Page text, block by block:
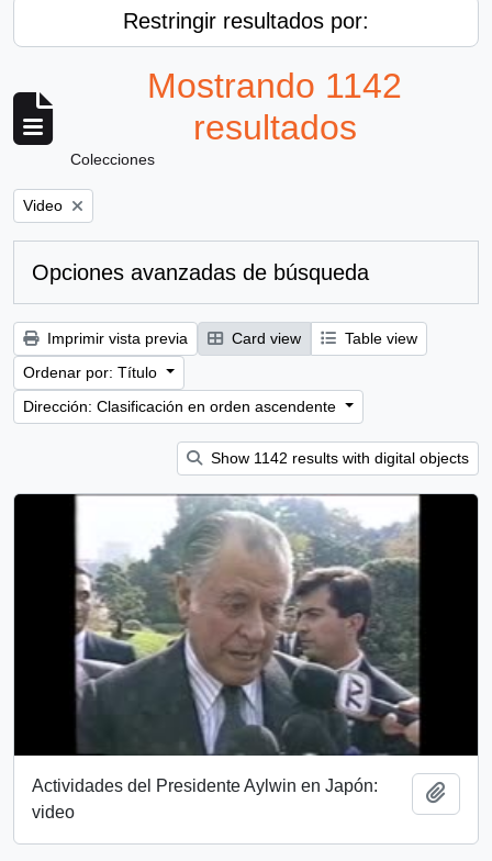
Restringir resultados por:
Mostrando 1142
resultados
Colecciones
Remove filter:
Video
Opciones avanzadas de búsqueda
Imprimir vista previa Card view
Table view
Ordenar por: Título
Dirección: Clasificación en orden ascendente
Show 1142 results with digital objects
Actividades del Presidente Aylwin en Japón:
video